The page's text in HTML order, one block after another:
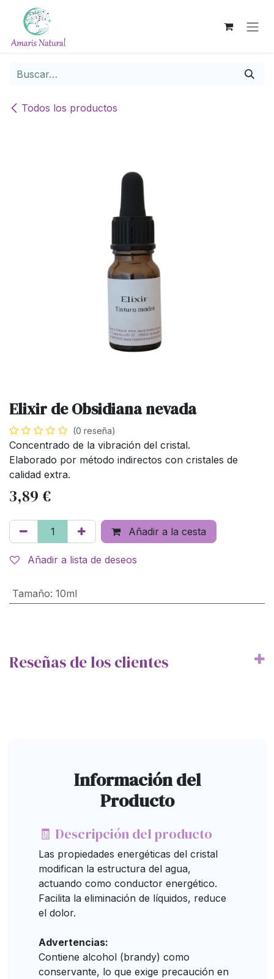
Ir al contenido
Todos los productos
Elixir de Obsidiana nevada
(0 reseña)
Concentrado de la vibración del cristal.
Elaborado por método indirectos con cristales de
calidad extra.
3,89 €
Añadir a la cesta
Añadir a lista de deseos
Tamaño: 10ml
Reseñas de los clientes
Información del
Producto
🧾 Descripción del producto
Las propiedades energéticas del cristal
modifican la estructura del agua,
actuando como conductor energético.
Facilita la eliminación de líquidos, reduce
el dolor.
Advertencias:
Contiene alcohol (brandy) como
conservante, lo que exige precaución en